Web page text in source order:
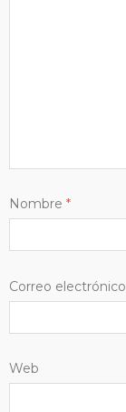
Nombre *
Correo electrónico
Web